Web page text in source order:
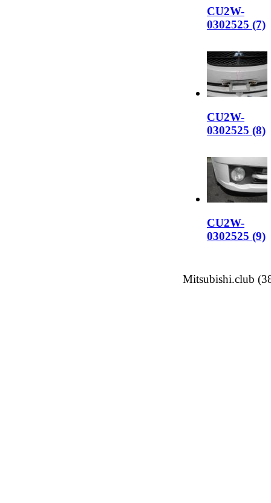
CU2W-
0302525 (7)
CU2W-
0302525 (8)
CU2W-
0302525 (9)
Mitsubishi.club